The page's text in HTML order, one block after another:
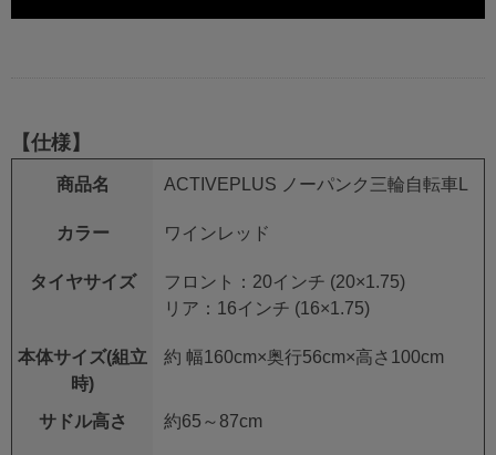
【仕様】
商品名 ACTIVEPLUS ノーパンク三輪自転車L
カラー ワインレッド
タイヤサイズ
フロント：20インチ (20×1.75)
リア：16インチ (16×1.75)
本体サイズ(組立
時)
約 幅160cm×奥行56cm×高さ100cm
サドル高さ 約65～87cm